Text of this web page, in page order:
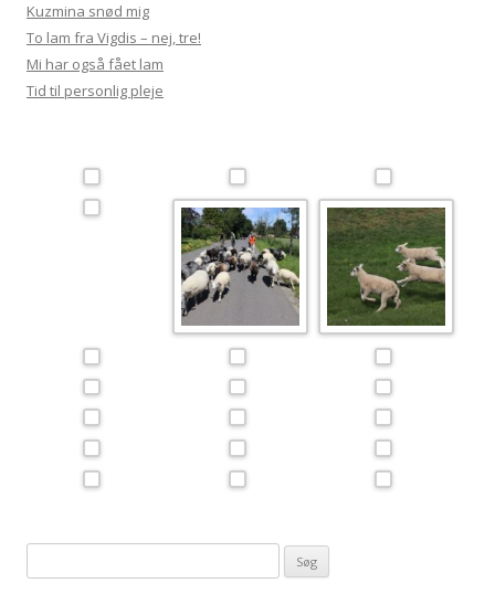
Kuzmina snød mig
To lam fra Vigdis – nej, tre!
Mi har også fået lam
Tid til personlig pleje
efter: